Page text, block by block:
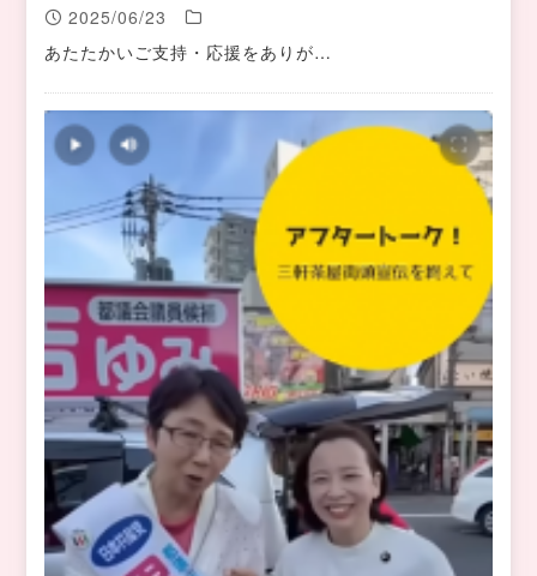
2025/06/23
あたたかいご支持・応援をありが…